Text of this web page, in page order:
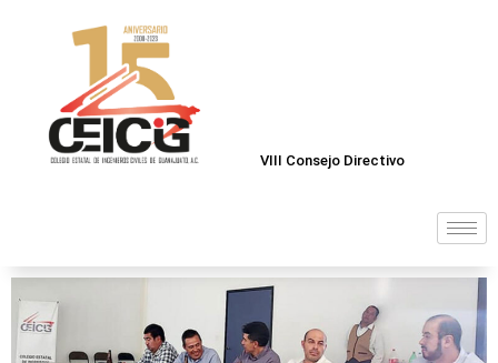
VIII Consejo Directivo